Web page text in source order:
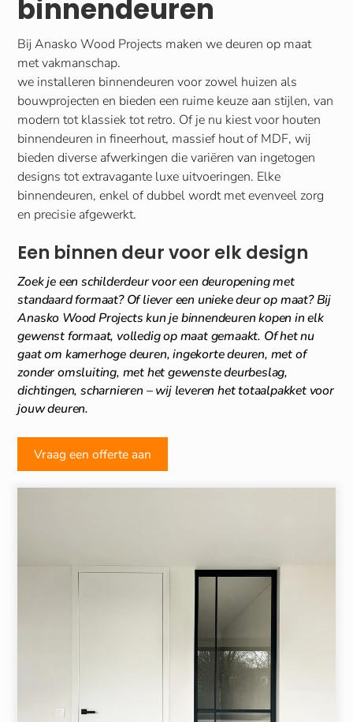
binnendeuren
Bij Anasko Wood Projects maken we deuren op maat
met vakmanschap.
we installeren binnendeuren voor zowel huizen als
bouwprojecten en bieden een ruime keuze aan stijlen, van
modern tot klassiek tot retro. Of je nu kiest voor houten
binnendeuren in fineerhout, massief hout of MDF, wij
bieden diverse afwerkingen die variëren van ingetogen
designs tot extravagante luxe uitvoeringen. Elke
binnendeuren, enkel of dubbel wordt met evenveel zorg
en precisie afgewerkt.
Een binnen deur voor elk design
Zoek je een schilderdeur voor een deuropening met
standaard formaat? Of liever een unieke deur op maat? Bij
Anasko Wood Projects kun je binnendeuren kopen in elk
gewenst formaat, volledig op maat gemaakt. Of het nu
gaat om kamerhoge deuren, ingekorte deuren, met of
zonder omsluiting, met het gewenste deurbeslag,
dichtingen, scharnieren – wij leveren het totaalpakket voor
jouw deuren.
Vraag een offerte aan